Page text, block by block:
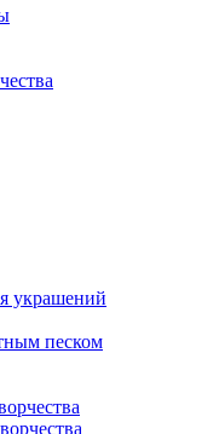
украшений
песком